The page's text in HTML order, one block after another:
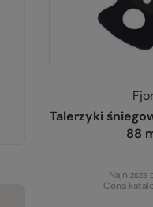
Talerzyki
88
Najniższa
Cena